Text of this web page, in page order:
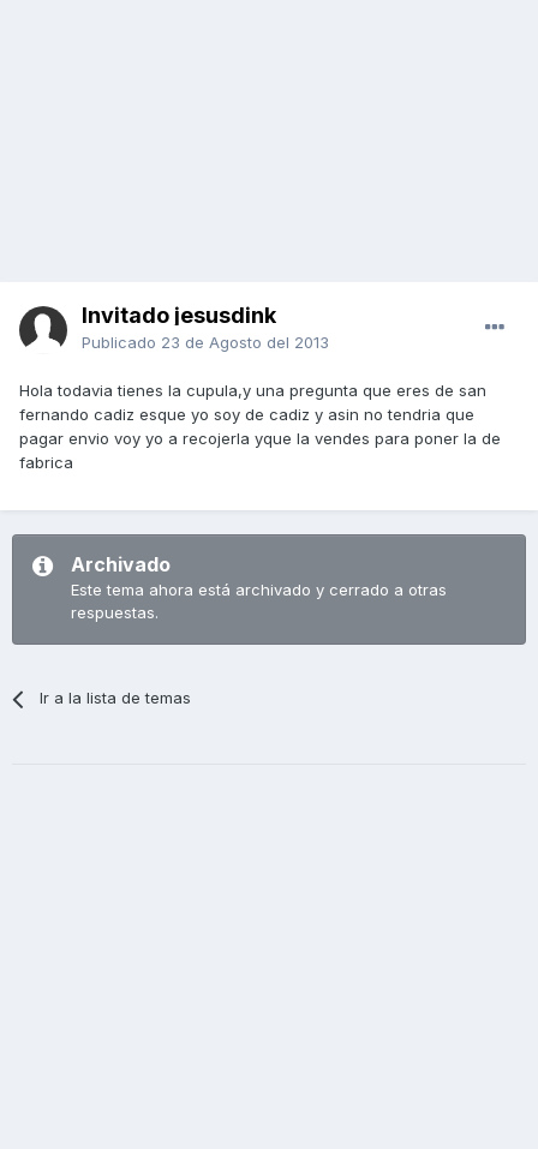
Invitado jesusdink
Publicado 23 de Agosto del 2013
Hola todavia tienes la cupula,y una pregunta que eres de san
fernando cadiz esque yo soy de cadiz y asin no tendria que
pagar envio voy yo a recojerla yque la vendes para poner la de
fabrica
Archivado
Este tema ahora está archivado y cerrado a otras
respuestas.
Ir a la lista de temas